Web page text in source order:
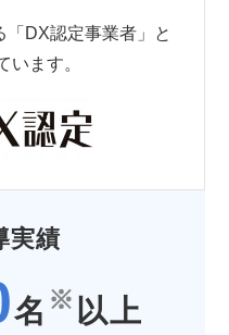
DX認定事業者」と
います。
実績
名 ※ 以上